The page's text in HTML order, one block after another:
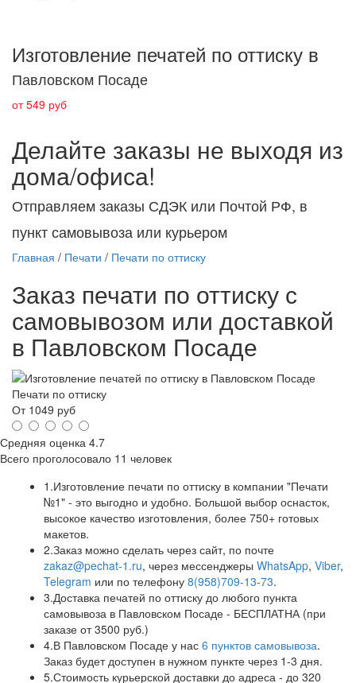
Изготовление печатей по оттиску в
Павловском Посаде
от 549 руб
Делайте заказы не выходя из
дома/офиса!
Отправляем заказы СДЭК или Почтой РФ, в
пункт самовывоза или курьером
Главная / Печати / Печати по оттиску
Заказ печати по оттиску с
самовывозом или доставкой
в Павловском Посаде
Печати по оттиску
От 1049 руб
Средняя оценка 4.7
Всего проголосовало 11 человек
1.Изготовление печати по оттиску в компании "Печати
№1" - это выгодно и удобно. Большой выбор оснасток,
высокое качество изготовления, более 750+ готовых
макетов.
2.Заказ можно сделать через сайт, по почте
zakaz@pechat-1.ru, через мессенджеры WhatsApp, Viber,
Telegram или по телефону 8(958)709-13-73.
3.Доставка печатей по оттиску до любого пункта
самовывоза в Павловском Посаде - БЕСПЛАТНА (при
заказе от 3500 руб.)
4.В Павловском Посаде у нас 6 пунктов самовывоза.
Заказ будет доступен в нужном пункте через 1-3 дня.
5.Стоимость курьерской доставки до адреса - до 320